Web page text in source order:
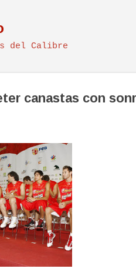
del Calibre
canastas con